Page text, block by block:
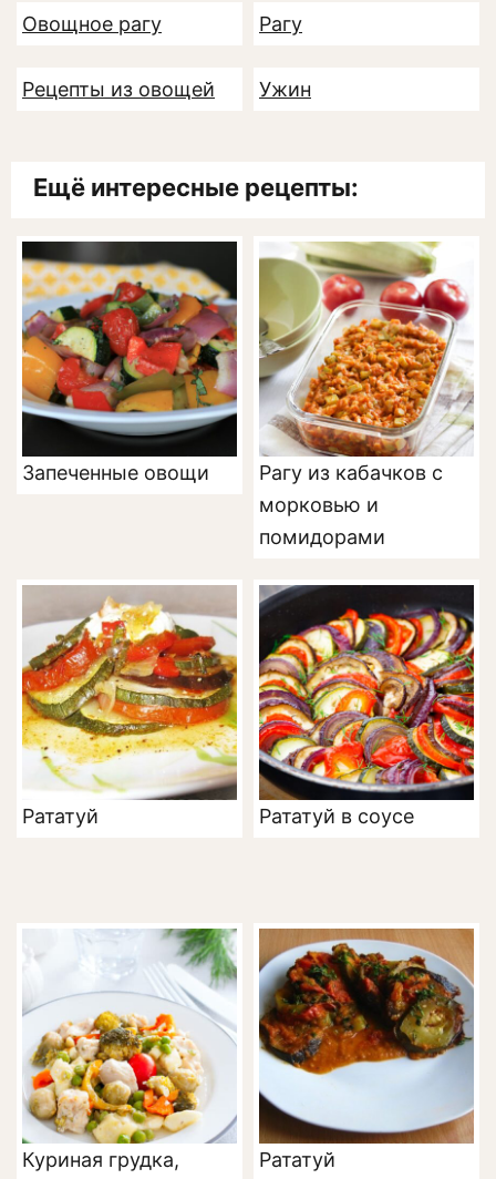
Овощное рагу Рагу
Рецепты из овощей Ужин
Ещё интересные рецепты:
Запеченные овощи
Рагу из кабачков с
морковью и
помидорами
Рататуй Рататуй в соусе
Куриная грудка,
Рататуй